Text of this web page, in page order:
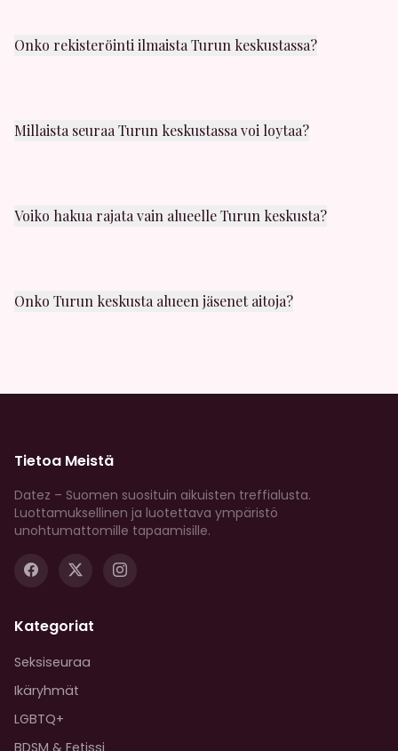
Onko rekisteröinti ilmaista Turun keskustassa?
Millaista seuraa Turun keskustassa voi loytaa?
Voiko hakua rajata vain alueelle Turun keskusta?
Onko Turun keskusta alueen jäsenet aitoja?
Tietoa Meistä
Datez – Suomen suosituin aikuisten treffialusta.
Luottamuksellinen ja luotettava ympäristö
unohtumattomille tapaamisille.
Kategoriat
Seksiseuraa
Ikäryhmät
LGBTQ+